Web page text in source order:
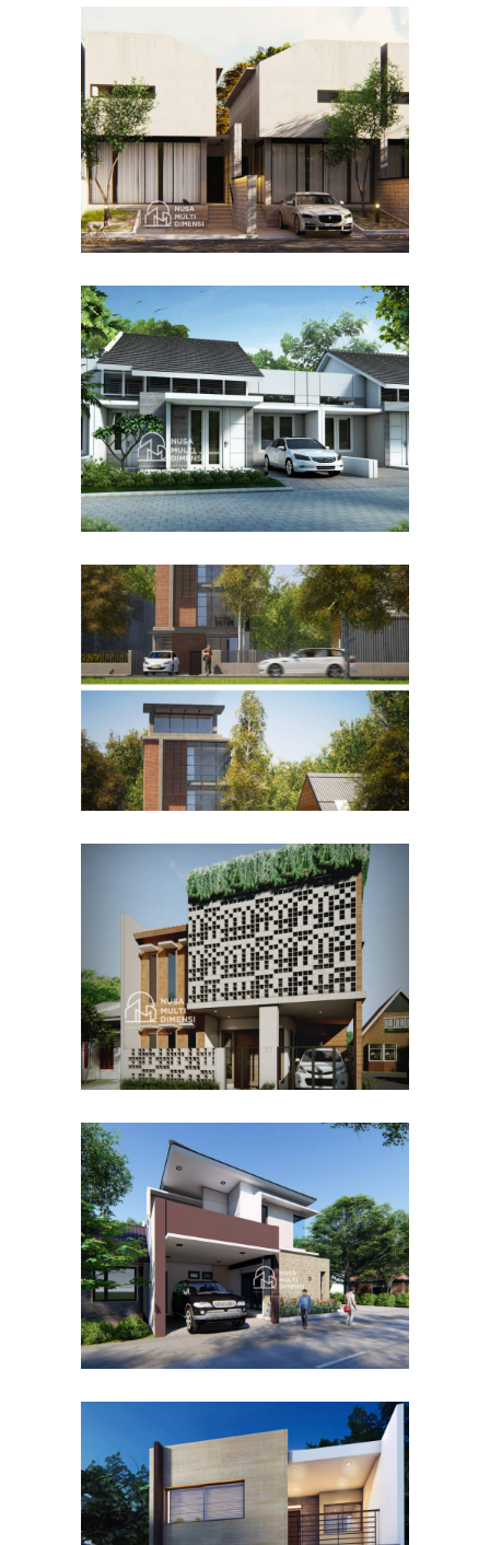
Desain Concrete House di
Cinere Depok
DESAIN RUMAH TERBAIK
Desain Cluster Graha di
Karanggan Cibubur
DESAIN RUMAH TERBAIK
Desain Rumah Bapak Husain
di Bandung
DESAIN RUMAH TERBAIK
Desain Rumah Bapak Azwar
di Cibinong Bogor
DESAIN RUMAH TERBAIK
Desain Rumah Hook
Alternatif di Cibubur
DESAIN RUMAH TERBAIK
Desain Rumah Taman
Mutiara di Cibinong Bogor
DESAIN RUMAH TERBAIK